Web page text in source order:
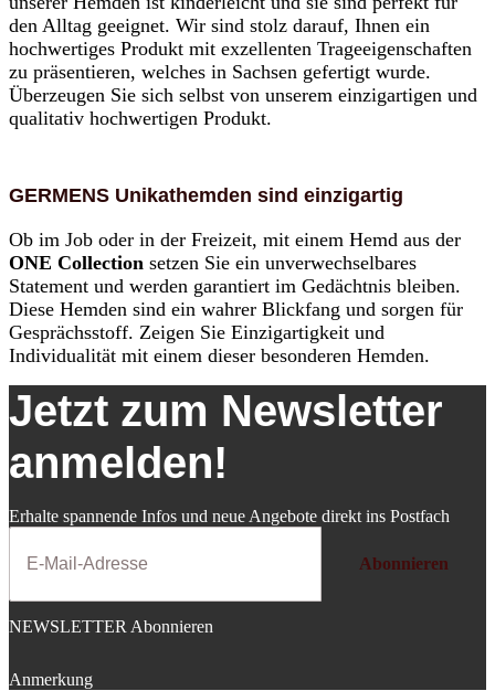
den Alltag geeignet. Wir sind stolz darauf, Ihnen ein
hochwertiges Produkt mit exzellenten Trageeigenschaften
zu präsentieren, welches in Sachsen gefertigt wurde.
Überzeugen Sie sich selbst von unserem einzigartigen und
qualitativ hochwertigen Produkt.
GERMENS Unikathemden sind einzigartig
Ob im Job oder in der Freizeit, mit einem Hemd aus der
ONE Collection setzen Sie ein unverwechselbares
Statement und werden garantiert im Gedächtnis bleiben.
Diese Hemden sind ein wahrer Blickfang und sorgen für
Gesprächsstoff. Zeigen Sie Einzigartigkeit und
Individualität mit einem dieser besonderen Hemden.
Jetzt zum Newsletter
anmelden!
Erhalte spannende Infos und neue Angebote direkt ins Postfach
Abonnieren
NEWSLETTER Abonnieren
Anmerkung